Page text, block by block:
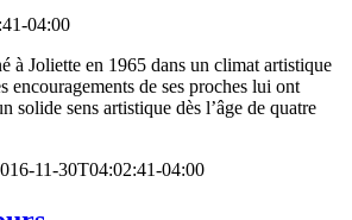
04:00
à Joliette en 1965 dans un climat artistique
encouragements de ses proches lui ont
solide sens artistique dès l’âge de quatre
11-30T04:02:41-04:00